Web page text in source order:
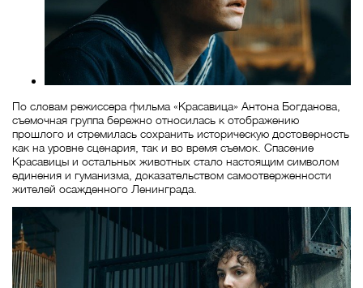
По словам режиссера фильма «Красавица» Антона Богданова,
съемочная группа бережно относилась к отображению
прошлого и стремилась сохранить историческую достоверность
как на уровне сценария, так и во время съемок. Спасение
Красавицы и остальных животных стало настоящим символом
единения и гуманизма, доказательством самоотверженности
жителей осажденного Ленинграда.